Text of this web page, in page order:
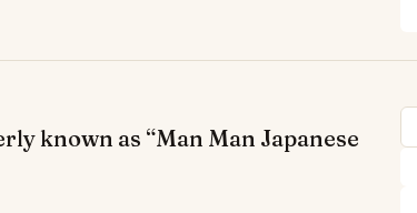
known as “Man Man Japanese